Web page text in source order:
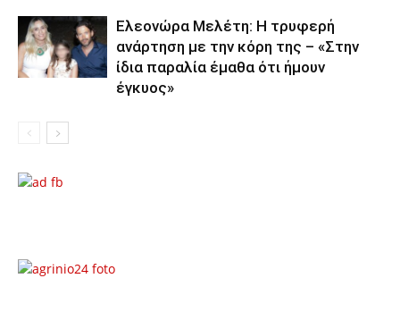
Ελεονώρα Μελέτη: Η τρυφερή
ανάρτηση με την κόρη της – «Στην
ίδια παραλία έμαθα ότι ήμουν
έγκυος»